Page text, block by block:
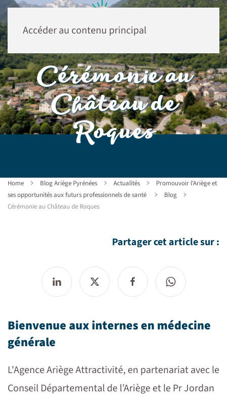
Accéder au contenu principal
Cérémonie au
Château de
Roques
Home Blog Ariège Pyrénées Actualités
Promouvoir l'Ariège et
ses opportunités aux futurs professionnels de santé
Blog
Cérémonie au Château de Roques
Partager cet article sur :
Bienvenue aux internes en médecine
générale
L'Agence Ariège Attractivité, en partenariat avec le
Conseil Départemental de l’Ariège et le Pr Jordan